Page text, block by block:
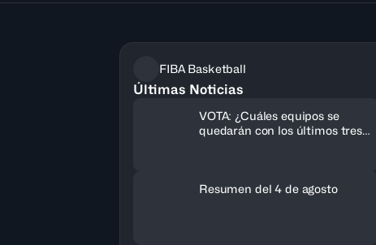
FIBA Basketball
Últimas Noticias
VOTA: ¿Cuáles equipos se
quedarán con los últimos tres
Resumen del 4 de agosto